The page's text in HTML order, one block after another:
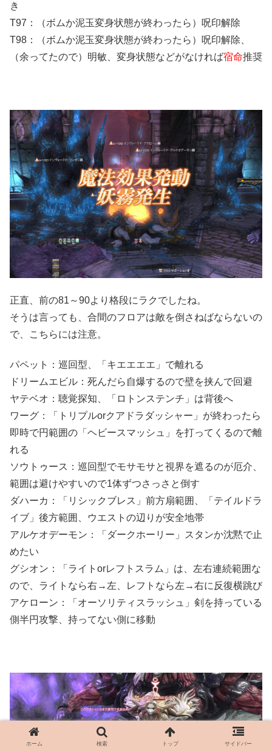
き
T97：（ボムか泥玉変身状態が終わったら）呪印解除
T98：（ボムか泥玉変身状態が終わったら）呪印解除、
（余ってたので）明敏、変身状態などがなければ宿命推奨
正直、前の81～90より格段にラクでしたね。
そうは言っても、合間のフロアは敵を倒さねばならないの
で、こちらには注意。
パペット：巡回型、「キエエエエ」で離れる
ドリームエビル：死んだら自爆するので壁を挟んで回避
ヤテベオ：聴覚探知、「ロトンステンチ」は背後へ
ワーグ：「トリプルorクアドラダッシャー」が終わったら
即時で円範囲の「ヘビースマッシュ」を打ってくるので離
れる
ソウトゥース：巡回型でモサモサと視界を遮るのが厄介、
範囲は避けやすいので1体ずつさっさと倒す
ダハーカ：「リシックブレス」前方扇範囲、「テイルドラ
イブ」後方範囲、ウエストの辺りが安全地帯
アルケオデーモン：「ダークホーリー」スタンか沈黙で止
めたい
グシオン：「ライトorレフトスラム」は、左右連続範囲な
ので、ライトなら右→左、レフトなら左→右に反復横跳び
アケローン：「オーソリティスラッシュ」剣を持っている
側半円攻撃、持ってない側に移動
ホーム 検索 トップ サイドバー